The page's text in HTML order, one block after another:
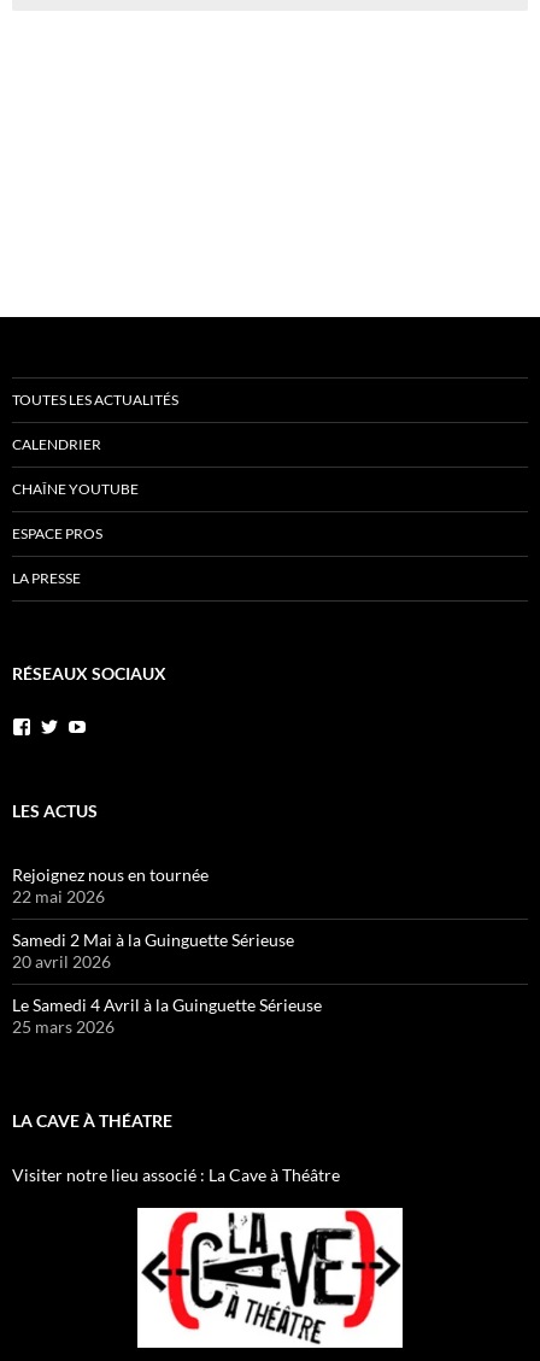
TOUTES LES ACTUALITÉS
CALENDRIER
CHAÎNE YOUTUBE
ESPACE PROS
LA PRESSE
RÉSEAUX SOCIAUX
Voir
AnnibalEtSesElephants
sur
Voir
annibal_lacave
sur
LES ACTUS
Rejoignez nous en tournée
22 mai 2026
Samedi 2 Mai à la Guinguette Sérieuse
20 avril 2026
Le Samedi 4 Avril à la Guinguette Sérieuse
25 mars 2026
LA CAVE À THÉATRE
Visiter notre lieu associé : La Cave à Théâtre